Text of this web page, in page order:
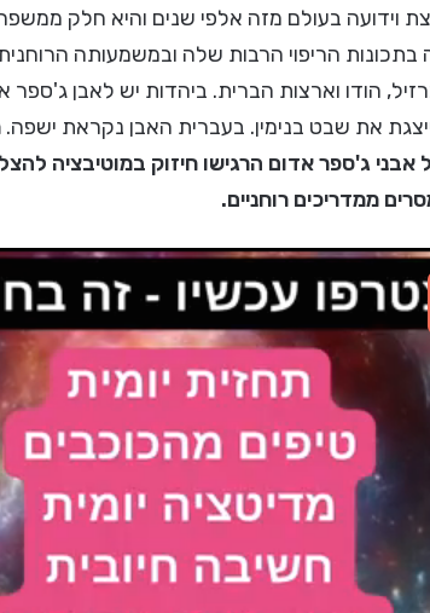
וידועה בעולם מזה אלפי שנים והיא חלק
בתכונות הריפוי הרבות שלה ובמשמעותה
הודו וארצות הברית. ביהדות יש לאבן ג'ספר
את שבט בנימין. בעברית האבן נקראת ישפה.
אבני ג'ספר אדום הרגישו חיזוק במוטיבציה
ממדריכים רוחניים.